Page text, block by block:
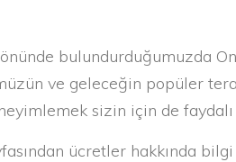
bulundurduğumuzda
ve geleceğin popüler
sizin için de
ücretler hakkında